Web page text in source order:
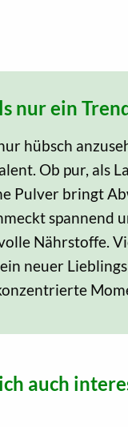
nur ein
hübsch
Ob pur, als
Pulver bringt
spannend
Nährstoffe.
neuer
auch